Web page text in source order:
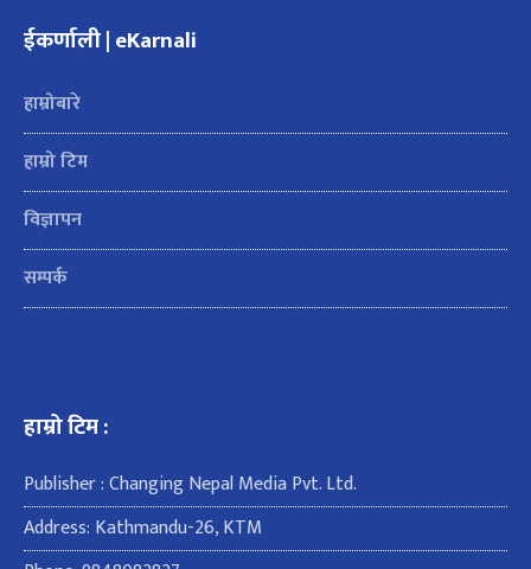
ईकर्णाली | eKarnali
हाम्रोबारे
हाम्रो टिम
विज्ञापन
सम्पर्क
हाम्रो टिम :
Publisher : Changing Nepal Media Pvt. Ltd.
Address: Kathmandu-26, KTM